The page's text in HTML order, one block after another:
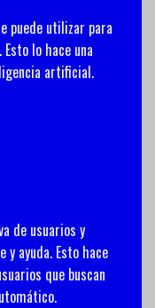
puede utilizar para
lo hace una
artificial.
de usuarios y
ayuda. Esto hace
que buscan